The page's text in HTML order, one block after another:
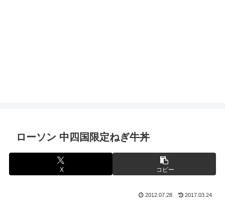
ローソン 中四国限定ねぎ牛丼
X コピー
2012.07.28 2017.03.24